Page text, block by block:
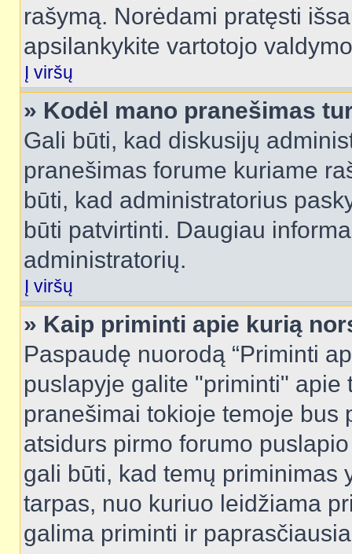
rašymą. Norėdami pratęsti
apsilankykite vartotojo
Į viršų
» Kodėl mano pranešimas
Gali būti, kad diskusijų
pranešimas forume kuriame
būti, kad administratorius
būti patvirtinti. Daugiau
administratorių.
Į viršų
» Kaip priminti apie kurią
Paspaudę nuorodą “Priminti
puslapyje galite "priminti"
pranešimai tokioje temoje bus
atsidurs pirmo forumo
gali būti, kad temų priminimas
tarpas, nuo kuriuo leidžiama
galima priminti ir